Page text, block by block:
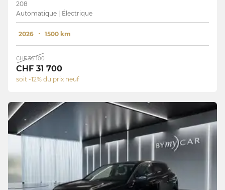
208
Automatique | Électrique
2026 1500 km
CHF 36 100
CHF 31 700
soit -12% du prix neuf